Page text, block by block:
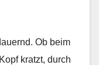
Ob beim
kratzt, durch